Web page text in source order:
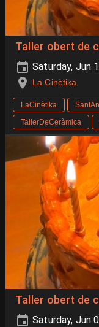
Taller obert de
Saturday, Jun
La Cinètika
LaCinètika
TallerDeCeràmica
Taller obert de
Saturday, Jun